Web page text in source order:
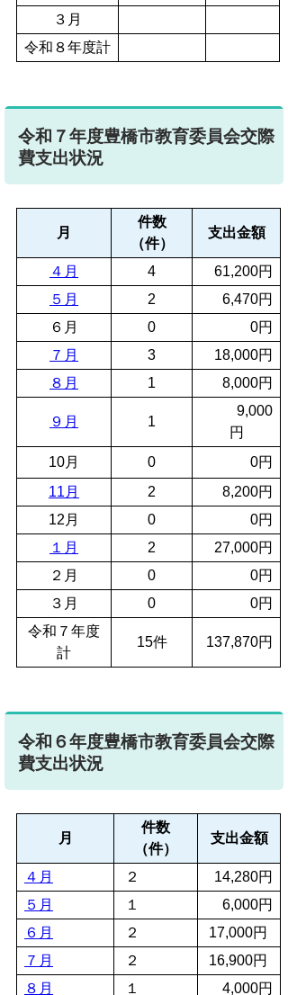
３月
令和８年度計
令和７年度豊橋市教育委員会交際
費支出状況
月
件数
（件）
支出金額
４月 4
61,200円
５月
2
6,470円
６月
0
0円
７月
3
18,000円
８月
1 8,000円
９月 1
9,000
円
10月
0
0円
11月
2
8,200円
12月
0
0円
１月
2
27,000円
２月
0
0円
３月
0
0円
令和７年度
計
15件 137,870円
令和６年度豊橋市教育委員会交際
費支出状況
月
件数
（件）
支出金額
４月 ２
14,280円
５月
１
6,000円
６月
２
17,000円
７月
２
16,900円
８月
１ 4,000円